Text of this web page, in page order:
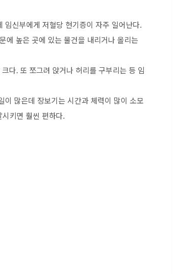
신부에게 저혈당 현기증이 자주 일어난다.
에 높은 곳에 있는 물건을 내리거나 올리는
다. 또 쪼그려 앉거나 허리를 구부리는 등 임
많은데 장보기는 시간과 체력이 많이 소모
키면 훨씬 편하다.